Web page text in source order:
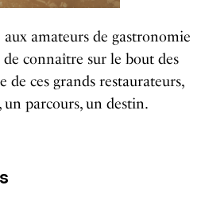
amateurs de gastronomie
connaître sur le bout des
ces grands restaurateurs,
parcours, un destin.